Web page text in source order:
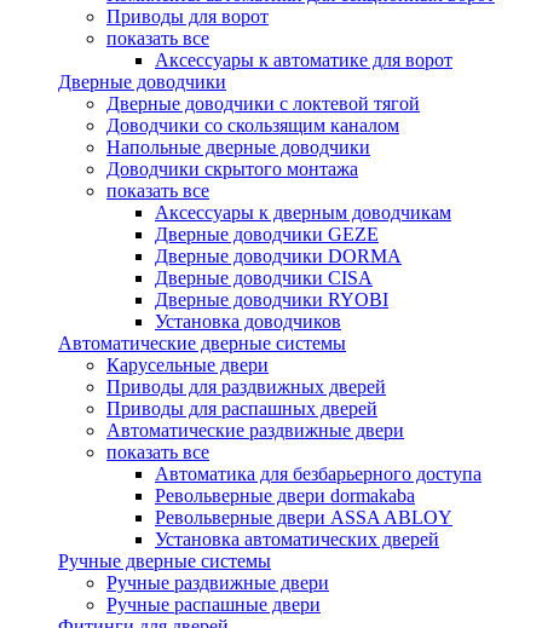
Приводы для ворот
показать все
Аксессуары к автоматике для ворот
Дверные доводчики
Дверные доводчики с локтевой тягой
Доводчики со скользящим каналом
Напольные дверные доводчики
Доводчики скрытого монтажа
показать все
Аксессуары к дверным доводчикам
Дверные доводчики GEZE
Дверные доводчики DORMA
Дверные доводчики CISA
Дверные доводчики RYOBI
Установка доводчиков
Автоматические дверные системы
Карусельные двери
Приводы для раздвижных дверей
Приводы для распашных дверей
Автоматические раздвижные двери
показать все
Автоматика для безбарьерного доступа
Револьверные двери dormakaba
Револьверные двери ASSA ABLOY
Установка автоматических дверей
Ручные дверные системы
Ручные раздвижные двери
Ручные распашные двери